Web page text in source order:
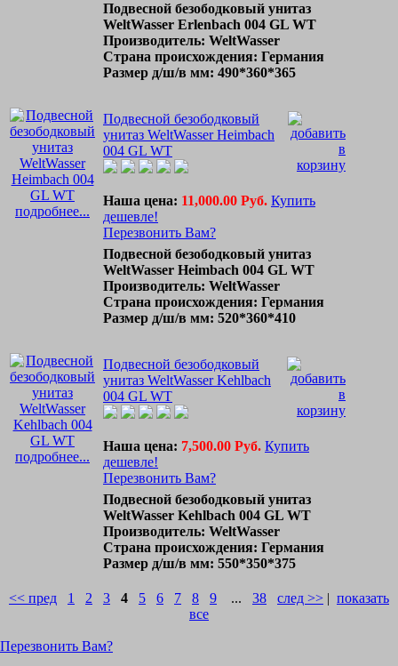
Подвесной безободковый унитаз
WeltWasser Erlenbach 004 GL WT
Производитель: WeltWasser
Страна происхождения: Германия
Размер д/ш/в мм: 490*360*365
подробнее...
Подвесной безободковый
унитаз WeltWasser Heimbach
004 GL WT
Наша цена: 11,000.00 Руб. Купить
дешевле!
Перезвонить Вам?
Подвесной безободковый унитаз
WeltWasser Heimbach 004 GL WT
Производитель: WeltWasser
Страна происхождения: Германия
Размер д/ш/в мм: 520*360*410
подробнее...
Подвесной безободковый
унитаз WeltWasser Kehlbach
004 GL WT
Наша цена: 7,500.00 Руб. Купить
дешевле!
Перезвонить Вам?
Подвесной безободковый унитаз
WeltWasser Kehlbach 004 GL WT
Производитель: WeltWasser
Страна происхождения: Германия
Размер д/ш/в мм: 550*350*375
<< пред 1 2 3 4 5 6 7 8 9 ... 38 след >> | показать
все
Перезвонить Вам?